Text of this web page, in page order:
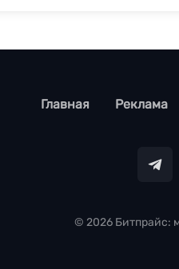
footer
Главная Реклама
© 2026 Битпрайс: